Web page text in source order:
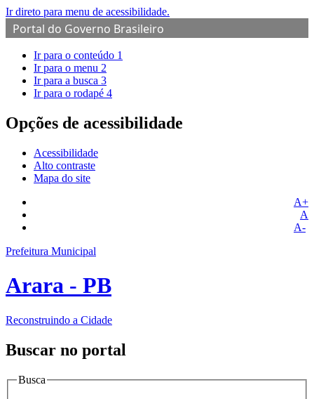
Ir direto para menu de acessibilidade.
Portal do Governo Brasileiro
Ir para o conteúdo 1
Ir para o menu 2
Ir para a busca 3
Ir para o rodapé 4
Opções de acessibilidade
Acessibilidade
Alto contraste
Mapa do site
A+
A
A-
Prefeitura Municipal
Arara - PB
Reconstruindo a Cidade
Buscar no portal
Busca